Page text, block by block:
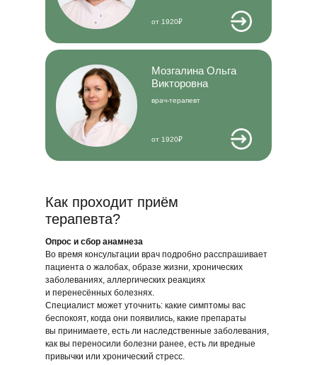
Опрос и сбор анамнеза
Во время консультации врач подробно расспрашивает
пациента о жалобах, образе жизни, хронических
заболеваниях, аллергических реакциях
и перенесённых болезнях.
Специалист может уточнить: какие симптомы вас
беспокоят, когда они появились, какие препараты
вы принимаете, есть ли наследственные заболевания,
как вы переносили болезни ранее, есть ли вредные
привычки или хронический стресс.
Как проходит приём
терапевта?
Мозгалина Ольга
Викторовна
врач-терапевт
от 1920₽
от 1920₽